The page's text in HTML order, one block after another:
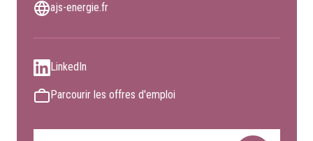
ajs-energie.fr
LinkedIn
Parcourir les offres d'emploi